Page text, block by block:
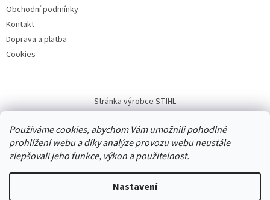
Používáme cookies, abychom Vám umožnili pohodlné
prohlížení webu a díky analýze provozu webu neustále
zlepšovali jeho funkce, výkon a použitelnost.
Nastavení
Obchodní podmínky
Kontakt
Doprava a platba
Cookies
Stránka výrobce STIHL